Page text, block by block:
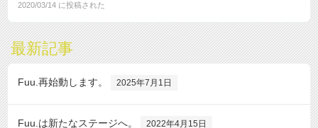
2020/03/14 に投稿された
最新記事
Fuu.再始動します。 2025年7月1日
Fuu.は新たなステージへ。 2022年4月15日